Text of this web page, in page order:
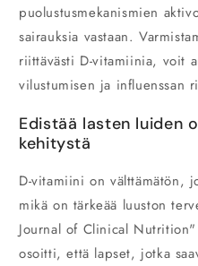
puolustusmekanismien
sairauksia vastaan.
riittävästi D-vitamiinia, voit
vilustumisen ja influenssan
Edistää lasten luiden
kehitystä
D-vitamiini on välttämätön,
mikä on tärkeää luuston
Journal of Clinical
osoitti, että lapset, jotka